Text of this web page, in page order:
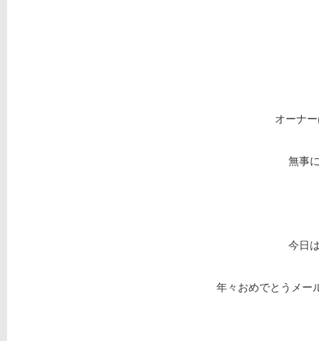
オーナ
無事
今日
年々おめでとうメー